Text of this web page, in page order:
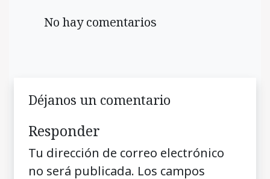
No hay comentarios
Déjanos un comentario
Responder
Tu dirección de correo electrónico
no será publicada. Los campos